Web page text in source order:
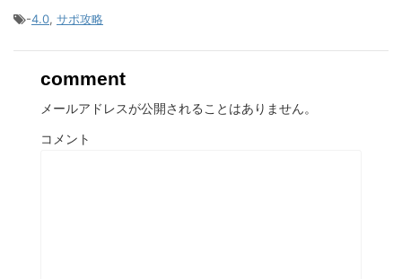
-4.0, サポ攻略
comment
メールアドレスが公開されることはありません。
コメント